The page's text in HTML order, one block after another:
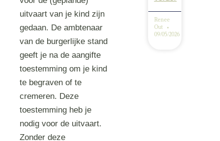
uitvaart van je kind zijn
gedaan. De ambtenaar
van de burgerlijke stand
geeft je na de aangifte
toestemming om je kind
te begraven of te
cremeren. Deze
toestemming heb je
nodig voor de uitvaart.
Zonder deze
Renee
Out
09/05/2026